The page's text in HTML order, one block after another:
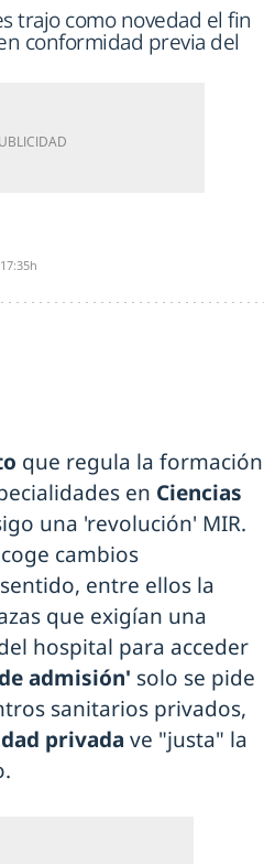
trajo como novedad el fin
conformidad previa del
17:35h
que regula la formación
en Ciencias
una 'revolución' MIR.
cambios
entre ellos la
que exigían una
hospital para acceder
admisión' solo se pide
sanitarios privados,
privada ve "justa" la